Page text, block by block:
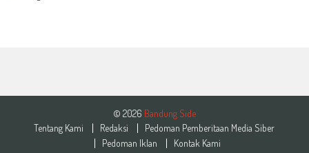
© 2026 Bandung Side
Tentang Kami
Redaksi
Pedoman Pemberitaan Media Siber
Pedoman Iklan
Kontak Kami